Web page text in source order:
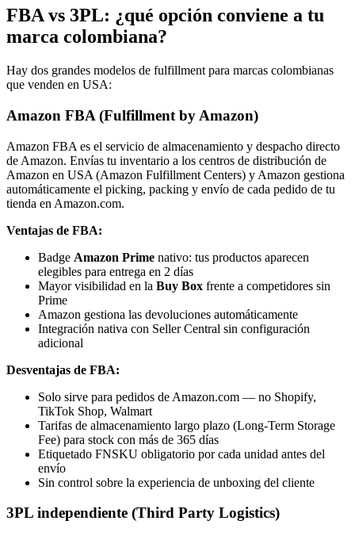
FBA vs 3PL: ¿qué opción conviene a tu
marca colombiana?
Hay dos grandes modelos de fulfillment para marcas colombianas
que venden en USA:
Amazon FBA (Fulfillment by Amazon)
Amazon FBA es el servicio de almacenamiento y despacho directo
de Amazon. Envías tu inventario a los centros de distribución de
Amazon en USA (Amazon Fulfillment Centers) y Amazon gestiona
automáticamente el picking, packing y envío de cada pedido de tu
tienda en Amazon.com.
Ventajas de FBA:
Badge Amazon Prime nativo: tus productos aparecen
elegibles para entrega en 2 días
Mayor visibilidad en la Buy Box frente a competidores sin
Prime
Amazon gestiona las devoluciones automáticamente
Integración nativa con Seller Central sin configuración
adicional
Desventajas de FBA:
Solo sirve para pedidos de Amazon.com — no Shopify,
TikTok Shop, Walmart
Tarifas de almacenamiento largo plazo (Long-Term Storage
Fee) para stock con más de 365 días
Etiquetado FNSKU obligatorio por cada unidad antes del
envío
Sin control sobre la experiencia de unboxing del cliente
3PL independiente (Third Party Logistics)